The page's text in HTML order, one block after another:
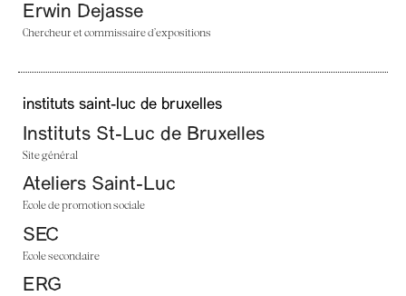
Erwin Dejasse
Chercheur et commissaire d’expositions
instituts saint-luc de bruxelles
Instituts St-Luc de Bruxelles
Site général
Ateliers Saint-Luc
Ecole de promotion sociale
SEC
Ecole secondaire
ERG